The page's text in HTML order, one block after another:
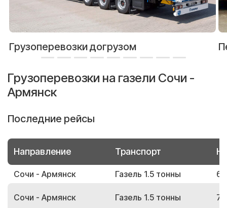
Грузоперевозки догрузом
Грузоперевозки на газели Сочи -
Армянск
Последние рейсы
Направление Транспорт
Сочи - Армянск Газель 1.5 тонны
Сочи - Армянск Газель 1.5 тонны